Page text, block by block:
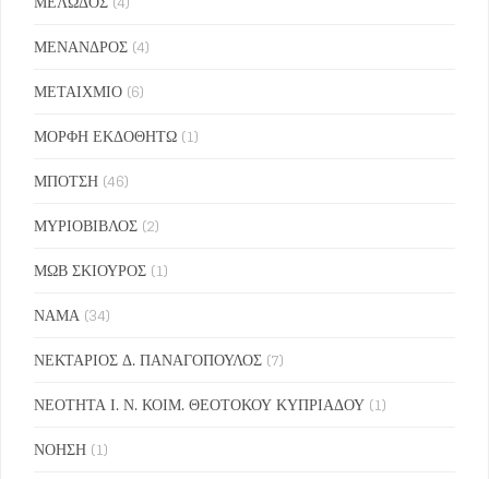
ΜΕΝΑΝΔΡΟΣ (4)
ΜΕΤΑΙΧΜΙΟ (6)
ΜΟΡΦΗ ΕΚΔΟΘΗΤΩ (1)
ΜΠΟΤΣΗ (46)
ΜΥΡΙΟΒΙΒΛΟΣ (2)
ΜΩΒ ΣΚΙΟΥΡΟΣ (1)
ΝΑΜΑ (34)
ΝΕΚΤΑΡΙΟΣ Δ. ΠΑΝΑΓΟΠΟΥΛΟΣ (7)
ΝΕΟΤΗΤΑ Ι. Ν. ΚΟΙΜ. ΘΕΟΤΟΚΟΥ ΚΥΠΡΙΑΔΟΥ (1)
ΝΟΗΣΗ (1)